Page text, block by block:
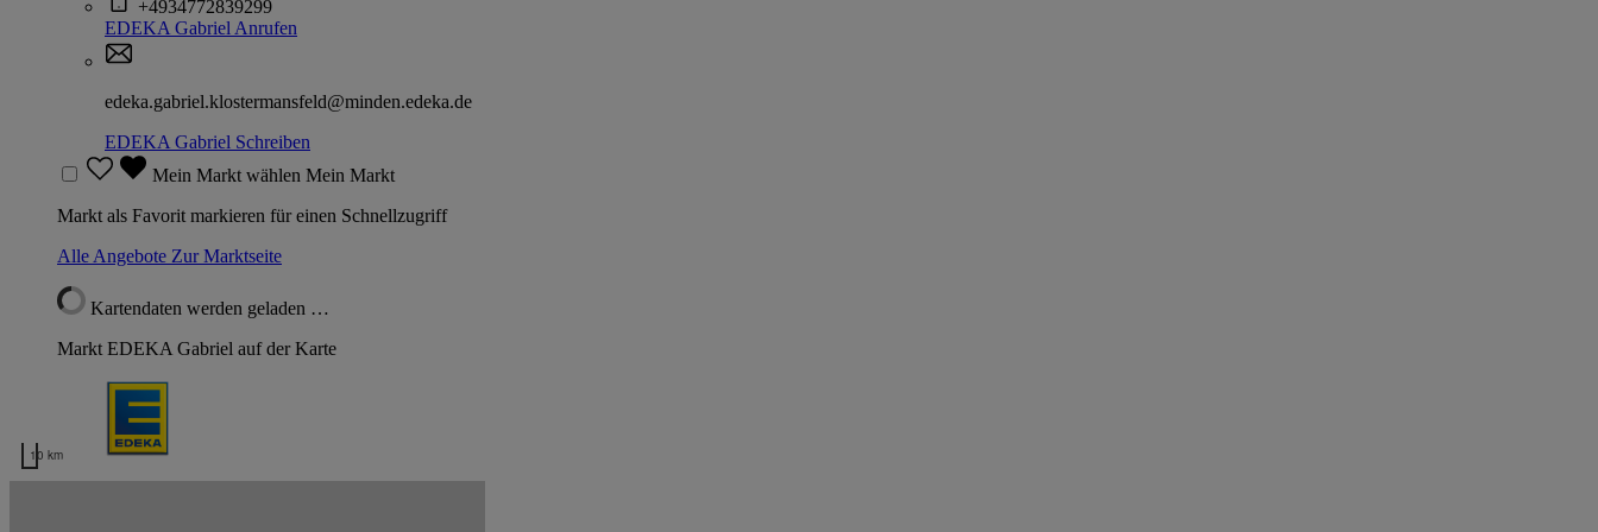
+4934772839299
EDEKA Gabriel Anrufen
edeka.gabriel.klostermansfeld@minden.edeka.de
EDEKA Gabriel Schreiben
Mein Markt wählen Mein Markt
Markt als Favorit markieren für einen Schnellzugriff
Alle Angebote Zur Marktseite
Kartendaten werden geladen …
Markt EDEKA Gabriel auf der Karte
10 km